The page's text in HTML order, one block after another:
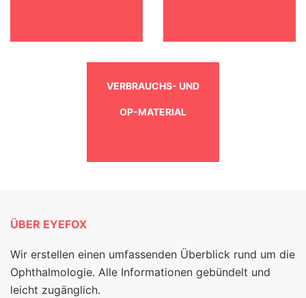
VERBRAUCHS- UND
OP-MATERIAL
ÜBER EYEFOX
Wir erstellen einen umfassenden Überblick rund um die
Ophthalmologie. Alle Informationen gebündelt und
leicht zugänglich.